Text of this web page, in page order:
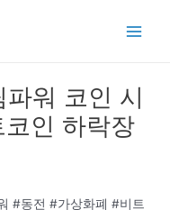
워 코인 시
인 하락장
#동전 #가상화폐 #비트